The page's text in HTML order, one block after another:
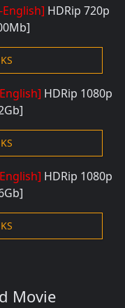
HDRip 720p
b]
HDRip 1080p
b]
HDRip 1080p
Movie